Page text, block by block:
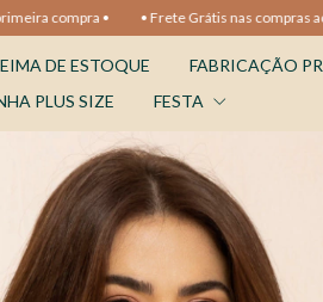
• Frete Grátis nas compras acima de R$ 350 •
DE ESTOQUE FABRICAÇÃO
PLUS SIZE
FESTA